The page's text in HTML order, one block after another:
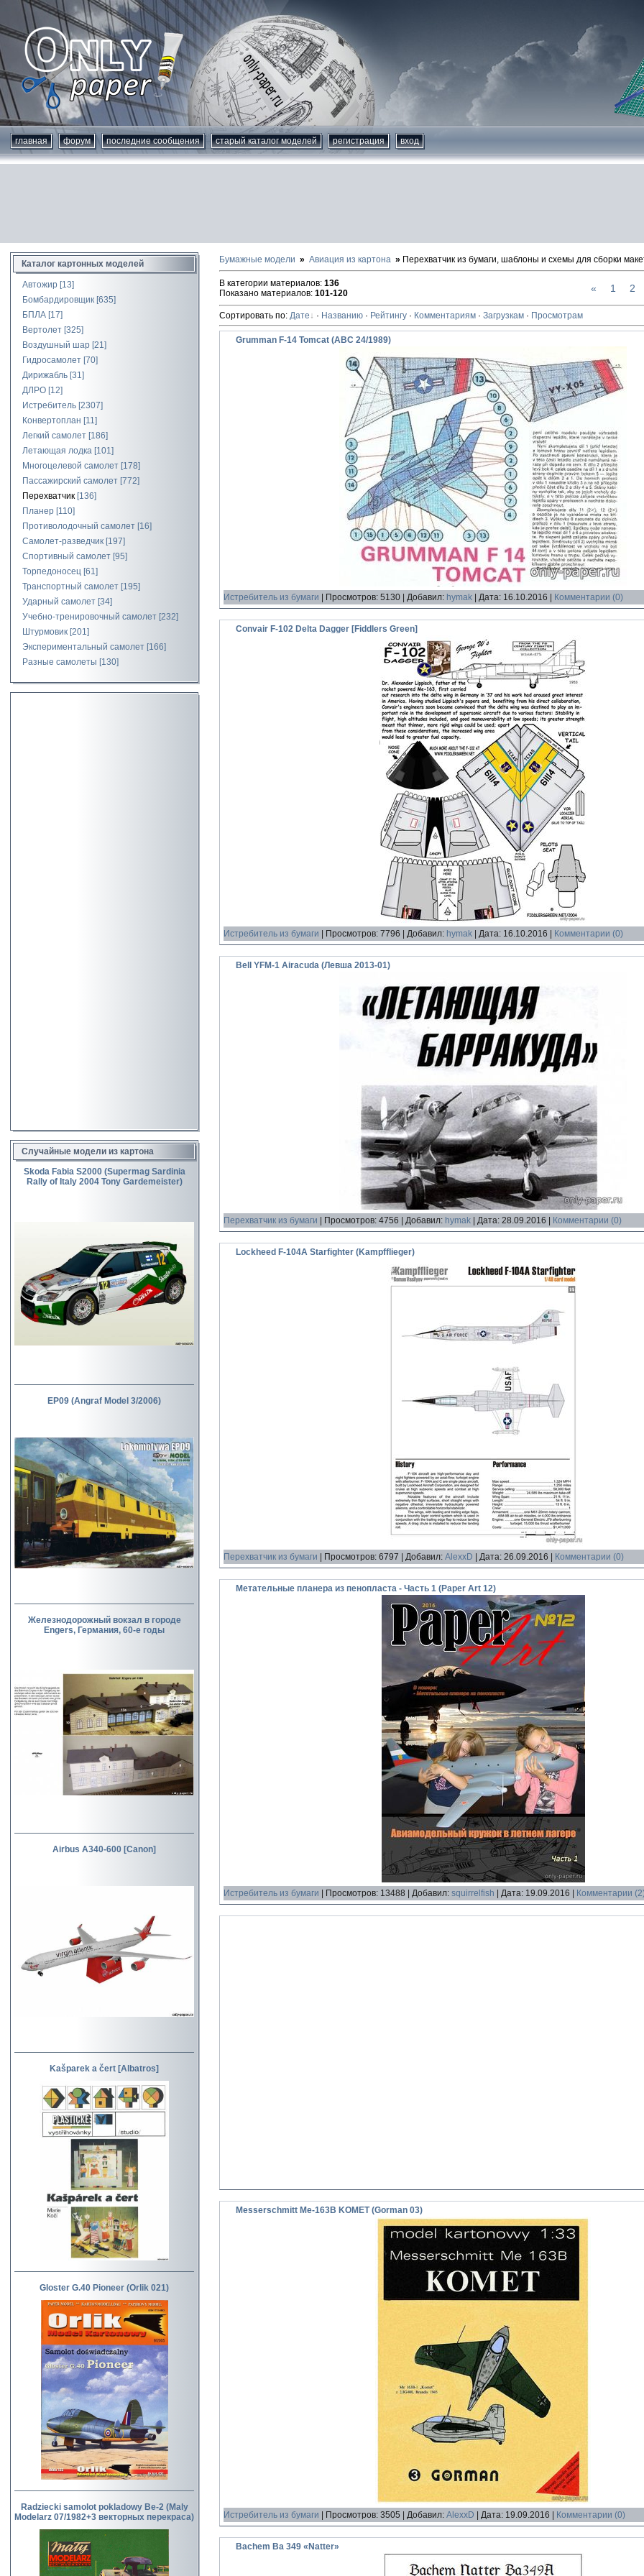
главная форум последние сообщения старый каталог моделей регистрация вход
Каталог картонных моделей
Автожир [13]
Бомбардировщик [635]
БПЛА [17]
Вертолет [325]
Воздушный шар [21]
Гидросамолет [70]
Дирижабль [31]
ДЛРО [12]
Истребитель [2307]
Конвертоплан [11]
Легкий самолет [186]
Летающая лодка [101]
Многоцелевой самолет [178]
Пассажирский самолет [772]
Перехватчик [136]
Планер [110]
Противолодочный самолет [16]
Самолет-разведчик [197]
Спортивный самолет [95]
Торпедоносец [61]
Транспортный самолет [195]
Ударный самолет [34]
Учебно-тренировочный самолет [232]
Штурмовик [201]
Экспериментальный самолет [166]
Разные самолеты [130]
Случайные модели из картона
Skoda Fabia S2000 (Supermag Sardinia
Rally of Italy 2004 Tony Gardemeister)
EP09 (Angraf Model 3/2006)
Железнодорожный вокзал в городе
Engers, Германия, 60-е годы
Airbus A340-600 [Canon]
Kašparek a čert [Albatros]
Gloster G.40 Pioneer (Orlik 021)
Radziecki samolot pokladowy Be-2 (Maly
Modelarz 07/1982+3 векторных перекраса)
Бумажные модели Авиация из картона Перехватчик из бумаги, шаблоны и схемы для сборки
В категории материалов: 136
Показано материалов: 101-120 « 1 2
Сортировать по: Дате · Названию · Рейтингу · Комментариям · Загрузкам · Просмотрам
Grumman F-14 Tomcat (ABC 24/1989)
Истребитель из бумаги Просмотров: 5130 Добавил: hymak Дата: 16.10.2016 Комментарии (0)
Convair F-102 Delta Dagger [Fiddlers Green]
Истребитель из бумаги Просмотров: 7796 Добавил: hymak Дата: 16.10.2016 Комментарии (0)
Bell YFM-1 Airacuda (Левша 2013-01)
Перехватчик из бумаги Просмотров: 4756 Добавил: hymak Дата: 28.09.2016 Комментарии (0)
Lockheed F-104A Starfighter (Kampfflieger)
Перехватчик из бумаги Просмотров: 6797 Добавил: AlexxD Дата: 26.09.2016 Комментарии (0)
Метательные планера из пенопласта - Часть 1 (Paper Art 12)
Истребитель из бумаги Просмотров: 13488 Добавил: squirrelfish Дата: 19.09.2016 Комментарии
Messerschmitt Me-163B KOMET (Gorman 03)
Истребитель из бумаги Просмотров: 3505 Добавил: AlexxD Дата: 19.09.2016 Комментарии (0)
Bachem Ba 349 «Natter»